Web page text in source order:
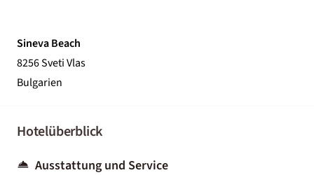
Sineva Beach
8256 Sveti Vlas
Bulgarien
Hotelüberblick
Ausstattung und Service